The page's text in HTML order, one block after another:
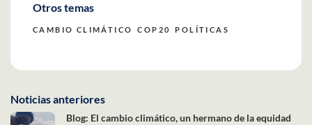
Otros temas
CAMBIO CLIMÁTICO COP20 POLÍTICAS
Noticias anteriores
Blog: El cambio climático, un hermano de la equidad